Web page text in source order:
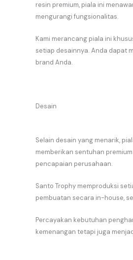
resin premium, piala ini
mengurangi fungsionalitas.
Kami merancang piala ini
setiap desainnya. Anda dapat
brand Anda.
Desain
Selain desain yang menarik,
memberikan sentuhan
pencapaian perusahaan.
Santo Trophy memproduksi
pembuatan secara in-house,
Percayakan kebutuhan
kemenangan tetapi juga